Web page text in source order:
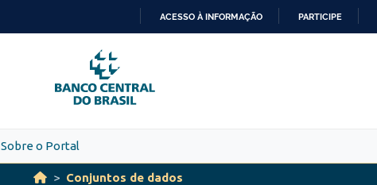
PARA
O
CONTEÚDO
ACESSO À INFORMAÇÃO PARTICIPE
Sobre o Portal
Conjuntos de dados